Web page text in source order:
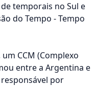
temporais no Sul e
do Tempo - Tempo
CCM (Complexo
entre a Argentina e
por